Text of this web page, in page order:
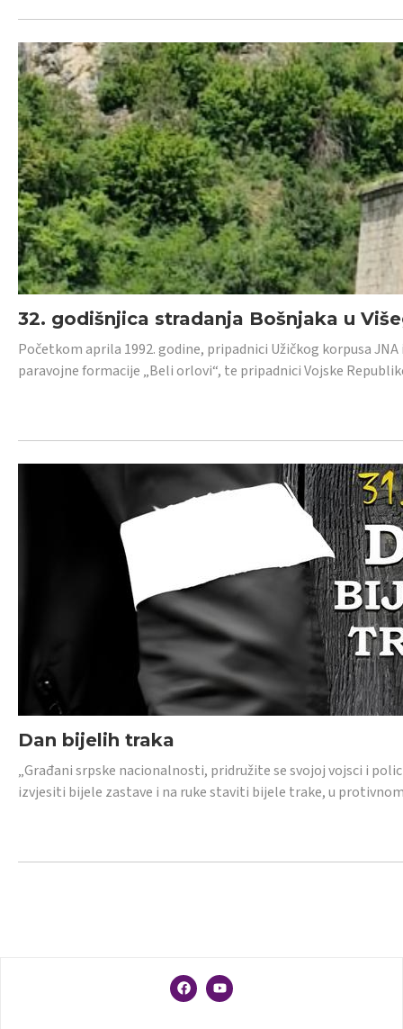
32. godišnjica stradanja Bošnjaka u
Početkom aprila 1992. godine, pripadnici Užičkog korpusa
paravojne formacije „Beli orlovi“, te pripadnici Vojske
Dan bijelih traka
„Građani srpske nacionalnosti, pridružite se svojoj vojsci i
izvjesiti bijele zastave i na ruke staviti bijele trake, u